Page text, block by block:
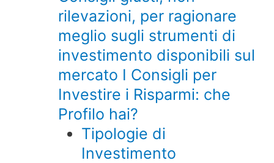
rilevazioni, per ragionare
meglio sugli strumenti di
investimento disponibili sul
mercato I Consigli per
Investire i Risparmi: che
Profilo hai?
Tipologie di
Investimento